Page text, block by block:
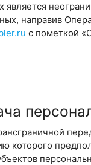
является
направив
с пометкой
которого